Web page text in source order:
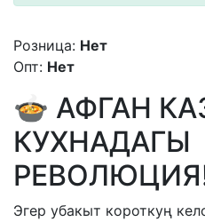
Розница: Нет
Опт: Нет
🍲 АФГАН
КУХНАДАГЫ
Эгер убакыт короткуң